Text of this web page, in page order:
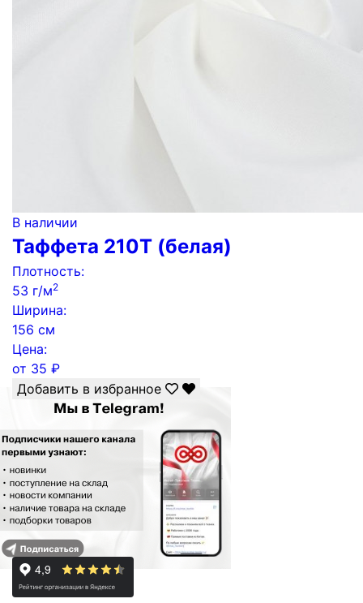
В наличии
Таффета 210Т (белая)
Плотность:
53 г/м2
Ширина:
156 см
Цена:
от 35 ₽
Добавить в избранное